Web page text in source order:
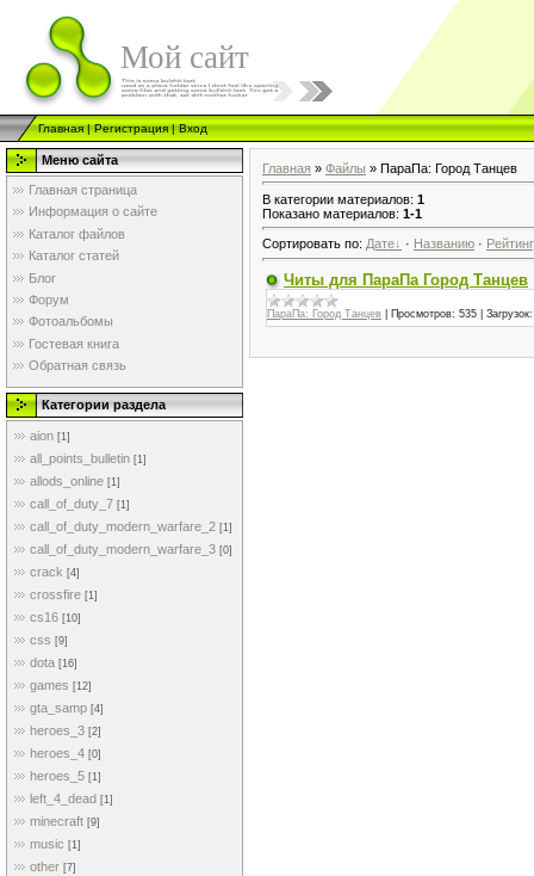
Мой сайт
Главная|Регистрация|Вход
Меню сайта
Главная страница
Информация о сайте
Каталог файлов
Каталог статей
Блог
Форум
Фотоальбомы
Гостевая книга
Обратная связь
Категории раздела
aion [1]
all_points_bulletin [1]
allods_online [1]
call_of_duty_7 [1]
call_of_duty_modern_warfare_2 [1]
call_of_duty_modern_warfare_3 [0]
crack [4]
crossfire [1]
cs16 [10]
css [9]
dota [16]
games [12]
gta_samp [4]
heroes_3 [2]
heroes_4 [0]
heroes_5 [1]
left_4_dead [1]
minecraft [9]
music [1]
other [7]
Главная » Файлы » ПараПа: Город Танцев
В категории материалов: 1
Показано материалов: 1-1
Сортировать по: Дате · Названию ·
Читы для ПараПа Город Танцев
ПараПа: Город Танцев Просмотров: 535 Загрузок: